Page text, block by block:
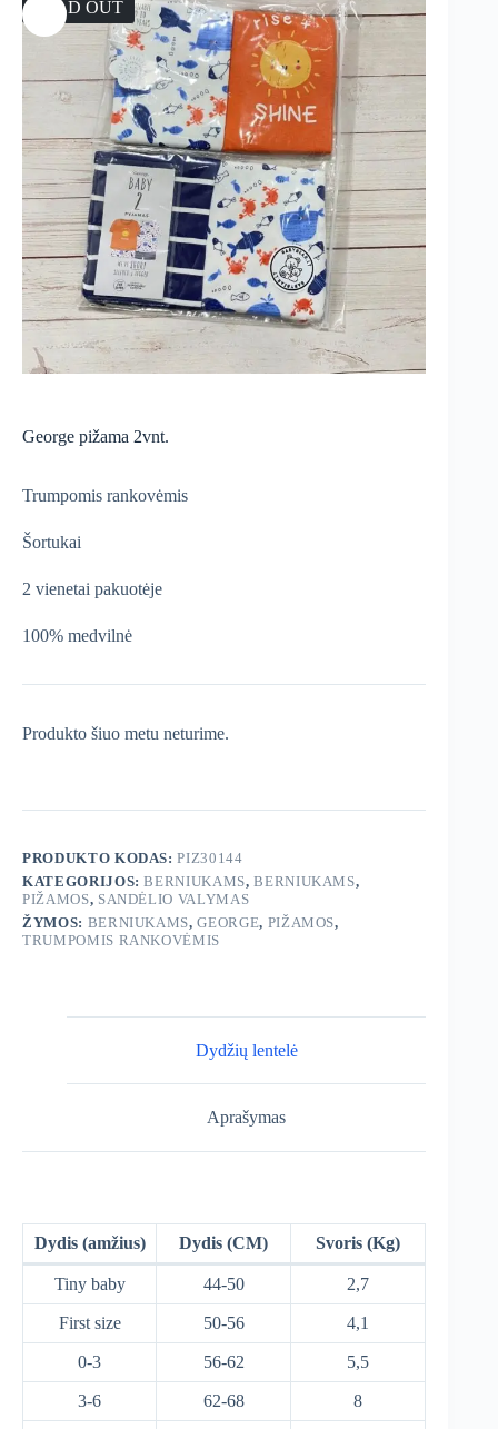
SOLD OUT
George pižama 2vnt.
Trumpomis rankovėmis
Šortukai
2 vienetai pakuotėje
100% medvilnė
Produkto šiuo metu neturime.
PRODUKTO KODAS:PIZ30144
KATEGORIJOS:BERNIUKAMS,BERNIUKAMS,
PIŽAMOS, SANDĖLIO VALYMAS
ŽYMOS: BERNIUKAMS,GEORGE, PIŽAMOS,
TRUMPOMIS RANKOVĖMIS
Dydžių lentelė
Aprašymas
Dydis (amžius) Dydis (CM) Svoris (Kg)
Tiny baby 44-50 2,7
First size 50-56 4,1
0-3 56-62 5,5
3-6 62-68 8